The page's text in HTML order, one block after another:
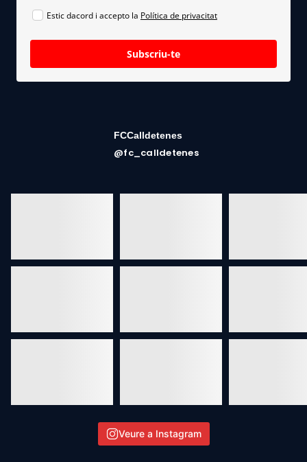
Estic dacord i accepto la Política de privacitat
Subscriu-te
FCCalldetenes
@fc_calldetenes
Veure a Instagram